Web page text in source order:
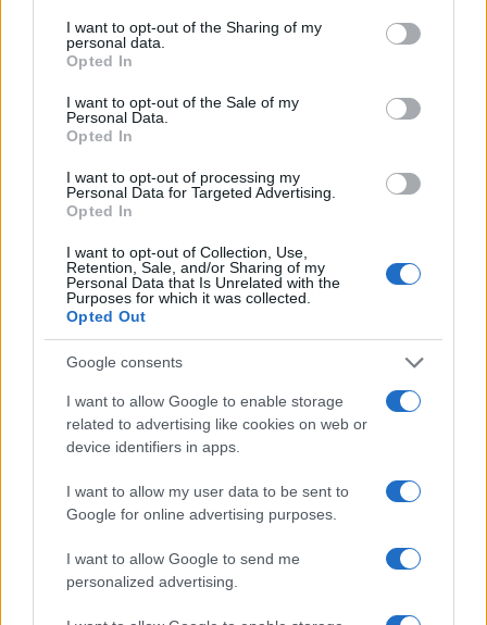
I want to opt-out of the Sharing of my
personal data.
Opted In
I want to opt-out of the Sale of my
Personal Data.
Opted In
I want to opt-out of processing my
Personal Data for Targeted Advertising.
Opted In
I want to opt-out of Collection, Use,
Retention, Sale, and/or Sharing of my
Personal Data that Is Unrelated with the
Purposes for which it was collected.
Opted Out
Google consents
I want to allow Google to enable storage
related to advertising like cookies on web or
device identifiers in apps.
I want to allow my user data to be sent to
Google for online advertising purposes.
I want to allow Google to send me
personalized advertising.